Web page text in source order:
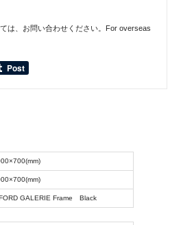
は、お問い合わせください。For overseas
GALERIE Frame Black